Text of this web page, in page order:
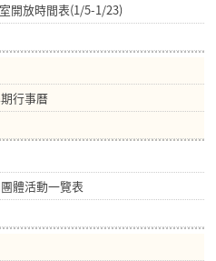
開放時間表(1/5-1/23)
行事曆
體活動一覽表